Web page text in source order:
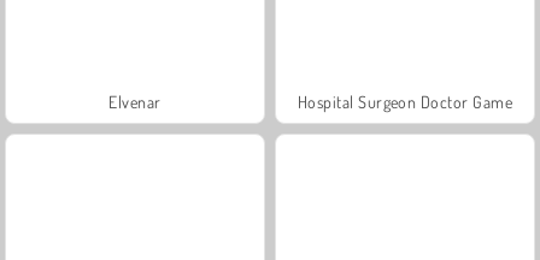
Elvenar Hospital Surgeon Doctor Game